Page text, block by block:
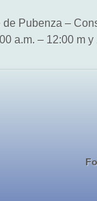
Pubenza –
a.m. – 12:00 m